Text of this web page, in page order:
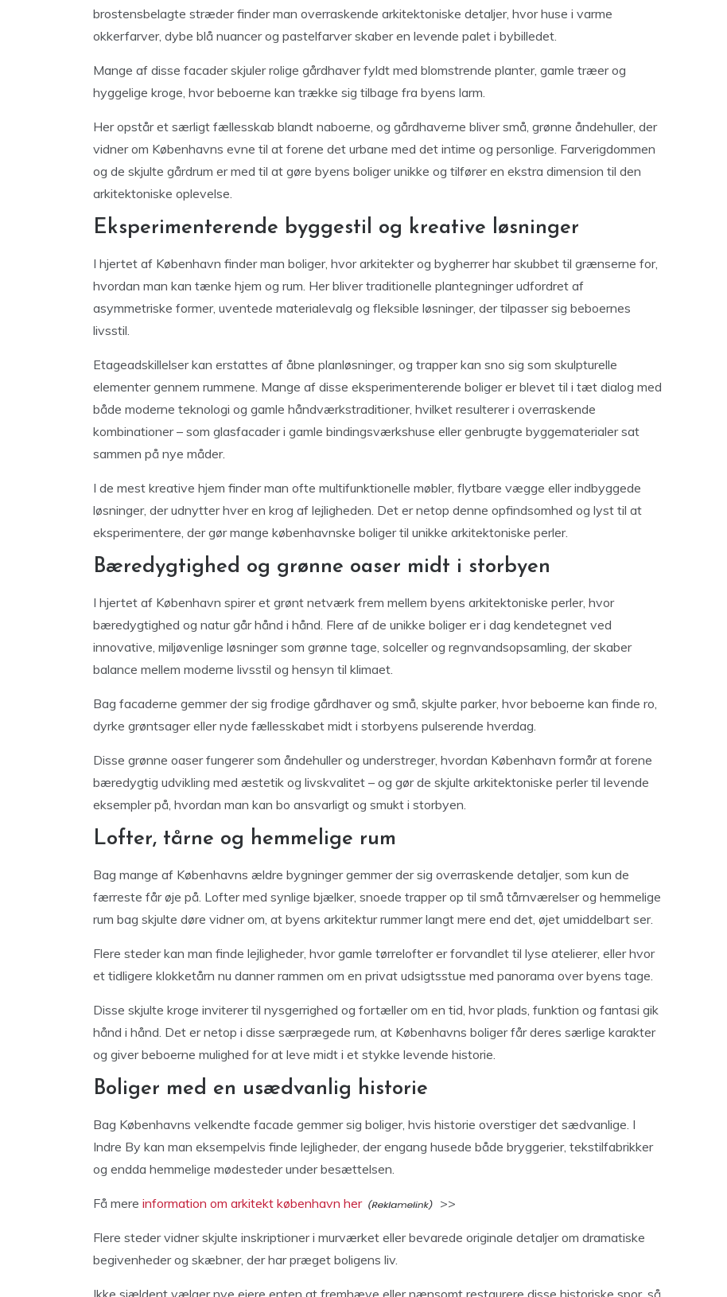
brostensbelagte stræder finder man overraskende arkitektoniske detaljer, hvor huse i varme
okkerfarver, dybe blå nuancer og pastelfarver skaber en levende palet i bybilledet.
Mange af disse facader skjuler rolige gårdhaver fyldt med blomstrende planter, gamle træer og
hyggelige kroge, hvor beboerne kan trække sig tilbage fra byens larm.
Her opstår et særligt fællesskab blandt naboerne, og gårdhaverne bliver små, grønne åndehuller, der
vidner om Københavns evne til at forene det urbane med det intime og personlige. Farverigdommen
og de skjulte gårdrum er med til at gøre byens boliger unikke og tilfører en ekstra dimension til den
arkitektoniske oplevelse.
Eksperimenterende byggestil og kreative løsninger
I hjertet af København finder man boliger, hvor arkitekter og bygherrer har skubbet til grænserne for,
hvordan man kan tænke hjem og rum. Her bliver traditionelle plantegninger udfordret af
asymmetriske former, uventede materialevalg og fleksible løsninger, der tilpasser sig beboernes
livsstil.
Etageadskillelser kan erstattes af åbne planløsninger, og trapper kan sno sig som skulpturelle
elementer gennem rummene. Mange af disse eksperimenterende boliger er blevet til i tæt dialog med
både moderne teknologi og gamle håndværkstraditioner, hvilket resulterer i overraskende
kombinationer – som glasfacader i gamle bindingsværkshuse eller genbrugte byggematerialer sat
sammen på nye måder.
I de mest kreative hjem finder man ofte multifunktionelle møbler, flytbare vægge eller indbyggede
løsninger, der udnytter hver en krog af lejligheden. Det er netop denne opfindsomhed og lyst til at
eksperimentere, der gør mange københavnske boliger til unikke arkitektoniske perler.
Bæredygtighed og grønne oaser midt i storbyen
I hjertet af København spirer et grønt netværk frem mellem byens arkitektoniske perler, hvor
bæredygtighed og natur går hånd i hånd. Flere af de unikke boliger er i dag kendetegnet ved
innovative, miljøvenlige løsninger som grønne tage, solceller og regnvandsopsamling, der skaber
balance mellem moderne livsstil og hensyn til klimaet.
Bag facaderne gemmer der sig frodige gårdhaver og små, skjulte parker, hvor beboerne kan finde ro,
dyrke grøntsager eller nyde fællesskabet midt i storbyens pulserende hverdag.
Disse grønne oaser fungerer som åndehuller og understreger, hvordan København formår at forene
bæredygtig udvikling med æstetik og livskvalitet – og gør de skjulte arkitektoniske perler til levende
eksempler på, hvordan man kan bo ansvarligt og smukt i storbyen.
Lofter, tårne og hemmelige rum
Bag mange af Københavns ældre bygninger gemmer der sig overraskende detaljer, som kun de
færreste får øje på. Lofter med synlige bjælker, snoede trapper op til små tårnværelser og hemmelige
rum bag skjulte døre vidner om, at byens arkitektur rummer langt mere end det, øjet umiddelbart ser.
Flere steder kan man finde lejligheder, hvor gamle tørrelofter er forvandlet til lyse atelierer, eller hvor
et tidligere klokketårn nu danner rammen om en privat udsigtsstue med panorama over byens tage.
Disse skjulte kroge inviterer til nysgerrighed og fortæller om en tid, hvor plads, funktion og fantasi gik
hånd i hånd. Det er netop i disse særprægede rum, at Københavns boliger får deres særlige karakter
og giver beboerne mulighed for at leve midt i et stykke levende historie.
Boliger med en usædvanlig historie
Bag Københavns velkendte facade gemmer sig boliger, hvis historie overstiger det sædvanlige. I
Indre By kan man eksempelvis finde lejligheder, der engang husede både bryggerier, tekstilfabrikker
og endda hemmelige mødesteder under besættelsen.
Få mere information om arkitekt københavn her >>
Flere steder vidner skjulte inskriptioner i murværket eller bevarede originale detaljer om dramatiske
begivenheder og skæbner, der har præget boligens liv.
Ikke sjældent vælger nye ejere enten at fremhæve eller nænsomt restaurere disse historiske spor, så